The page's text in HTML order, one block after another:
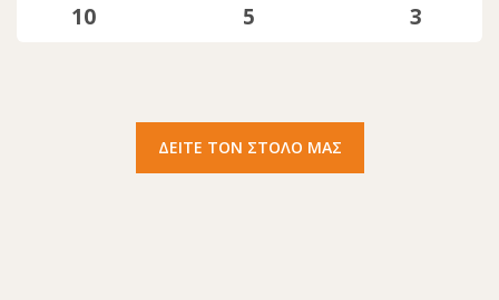
10 5 3
ΔΕΙΤΕ ΤΟΝ ΣΤΟΛΟ ΜΑΣ